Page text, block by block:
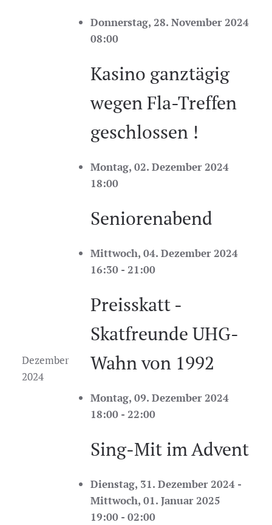
Donnerstag, 28. November 2024
08:00
Kasino ganztägig
wegen Fla-Treffen
geschlossen !
Dezember
2024
Montag, 02. Dezember 2024
18:00
Seniorenabend
Mittwoch, 04. Dezember 2024
16:30 - 21:00
Preisskatt -
Skatfreunde UHG-
Wahn von 1992
Montag, 09. Dezember 2024
18:00 - 22:00
Sing-Mit im Advent
Dienstag, 31. Dezember 2024 -
Mittwoch, 01. Januar 2025
19:00 - 02:00